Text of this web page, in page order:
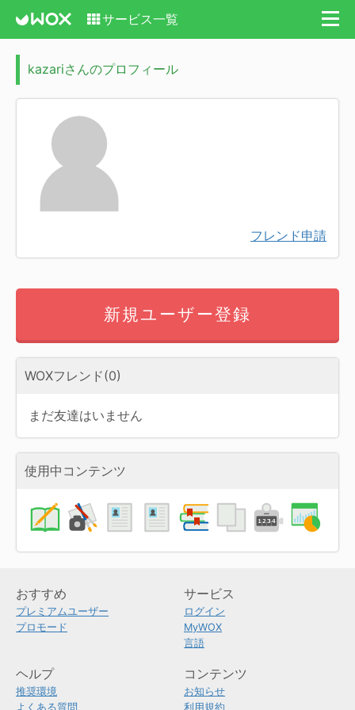
サービス一覧
kazariさんのプロフィール
フレンド申請
新規ユーザー登録
WOXフレンド(0)
まだ友達はいません
使用中コンテンツ
おすすめ
プレミアムユーザー
プロモード
サービス
ログイン
MyWOX
言語
ヘルプ
推奨環境
よくある質問
コンテンツ
お知らせ
利用規約